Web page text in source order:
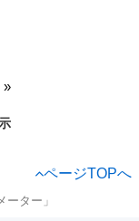
ページTOPへ
ーター」